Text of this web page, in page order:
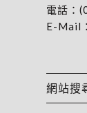
電話：
E-Mail：
網站搜